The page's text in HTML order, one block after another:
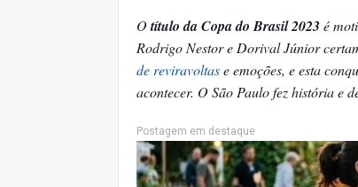
Otítulo da Copa do Brasil 2023 é
Rodrigo Nestor e Dorival Júnior
de reviravoltase emoções, e esta
acontecer. O São Paulo fez história e
Postagem em destaque